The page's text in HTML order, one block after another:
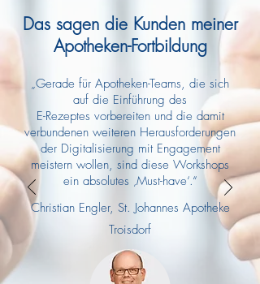
Das sagen die Kunden meiner
Apotheken-Fortbildung
„Gerade für Apotheken-Teams, die sich
auf die Einführung des
E-Rezeptes vorbereiten und die damit
verbundenen weiteren Herausforderungen
der Digitalisierung mit Engagement
meistern wollen, sind diese Workshops
ein absolutes ‚Must-have‘.“
Christian Engler, St. Johannes Apotheke
Troisdorf